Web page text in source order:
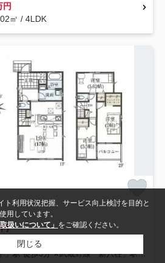
円
㎡ / 4LDK
円
4LDK) /予定 /2階建
」駅 徒歩5分
武蔵野線「新八柱」駅 徒歩19分
ト利用状況把握、サービス向上検討を目的と
用しています。
扱いについて」 をご確認ください。
閉じる